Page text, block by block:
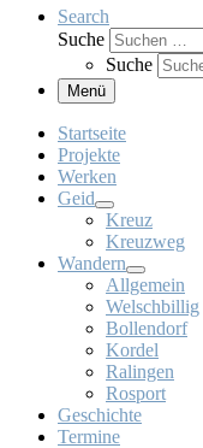
Search
Suche
Suche
Menü
Startseite
Projekte
Werken
Geid
Kreuz
Kreuzweg
Wandern
Allgemein
Welschbillig
Bollendorf
Kordel
Ralingen
Rosport
Geschichte
Termine